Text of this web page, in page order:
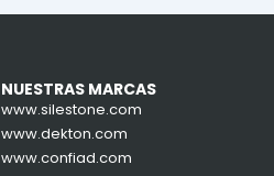
NUESTRAS MARCAS
www.silestone.com
www.dekton.com
www.confiad.com